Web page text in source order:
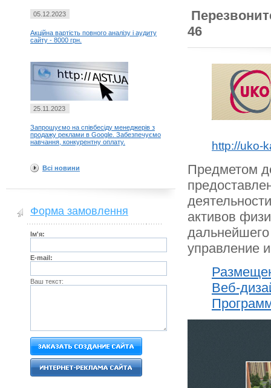
46
http://uko-
Предметом
активов
управление
Веб-
05.12.2023
Акційна вартість повного аналізу і аудиту
сайту - 8000 грн.
25.11.2023
Запрошуємо на співбесіду менеджерів з
продажу реклами в Google. Забезпечуємо
навчання, конкурентну оплату.
Всі новини
Форма замовлення
Ім'я:
E-mail:
Ваш текст: